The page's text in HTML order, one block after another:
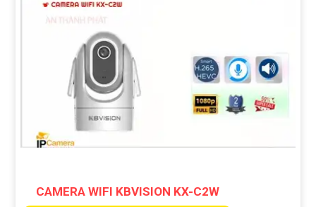
CAMERA WIFI KBVISION KX-C2W